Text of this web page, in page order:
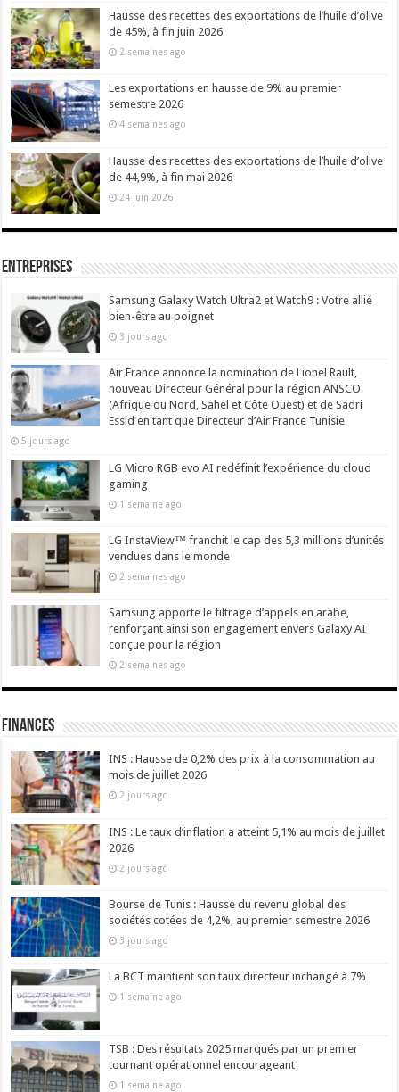
Hausse des recettes des exportations de l’huile d’olive
de 45%, à fin juin 2026
2 semaines ago
Les exportations en hausse de 9% au premier
semestre 2026
4 semaines ago
Hausse des recettes des exportations de l’huile d’olive
de 44,9%, à fin mai 2026
24 juin 2026
Entreprises
Samsung Galaxy Watch Ultra2 et Watch9 : Votre allié
bien-être au poignet
3 jours ago
Air France annonce la nomination de Lionel Rault,
nouveau Directeur Général pour la région ANSCO
(Afrique du Nord, Sahel et Côte Ouest) et de Sadri
Essid en tant que Directeur d’Air France Tunisie
5 jours ago
LG Micro RGB evo AI redéfinit l’expérience du cloud
gaming
1 semaine ago
LG InstaView™ franchit le cap des 5,3 millions d’unités
vendues dans le monde
2 semaines ago
Samsung apporte le filtrage d’appels en arabe,
renforçant ainsi son engagement envers Galaxy AI
conçue pour la région
2 semaines ago
Finances
INS : Hausse de 0,2% des prix à la consommation au
mois de juillet 2026
2 jours ago
INS : Le taux d’inflation a atteint 5,1% au mois de juillet
2026
2 jours ago
Bourse de Tunis : Hausse du revenu global des
sociétés cotées de 4,2%, au premier semestre 2026
3 jours ago
La BCT maintient son taux directeur inchangé à 7%
1 semaine ago
TSB : Des résultats 2025 marqués par un premier
tournant opérationnel encourageant
1 semaine ago